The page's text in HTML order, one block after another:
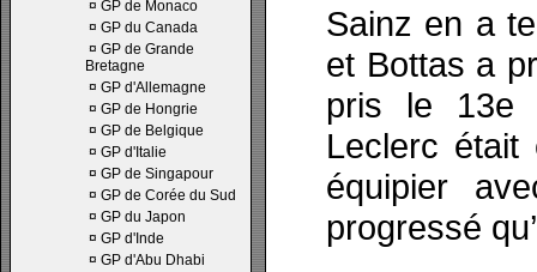
¤ GP de Monaco
¤ GP du Canada
¤ GP de Grande
Bretagne
¤ GP d'Allemagne
¤ GP de Hongrie
¤ GP de Belgique
¤ GP d'Italie
¤ GP de Singapour
¤ GP de Corée du Sud
¤ GP du Japon
¤ GP d'Inde
¤ GP d'Abu Dhabi
Sainz en a
et Bottas a
pris le 13e
Leclerc était
équipier
progressé